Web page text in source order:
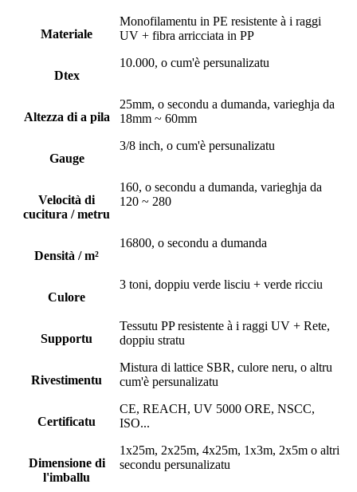
Materiale
Monofilamentu in PE resistente à i raggi
UV + fibra arricciata in PP
Dtex
10.000, o cum'è persunalizatu
Altezza di a pila
25mm, o secondu a dumanda, varieghja da
18mm ~ 60mm
Gauge
3/8 inch, o cum'è persunalizatu
Velocità di
cucitura / metru
160, o secondu a dumanda, varieghja da
120 ~ 280
Densità / m²
16800, o secondu a dumanda
Culore
3 toni, doppiu verde lisciu + verde ricciu
Supportu
Tessutu PP resistente à i raggi UV + Rete,
doppiu stratu
Rivestimentu
Mistura di lattice SBR, culore neru, o altru
cum'è persunalizatu
Certificatu
CE, REACH, UV 5000 ORE, NSCC,
ISO...
Dimensione di
l'imballu
1x25m, 2x25m, 4x25m, 1x3m, 2x5m o altri
secondu persunalizatu